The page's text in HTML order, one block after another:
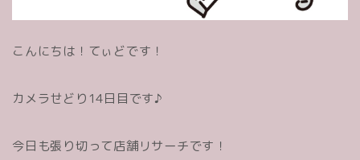
こんにちは！てぃどです！
カメラせどり14日目です♪
今日も張り切って店舗リサーチです！